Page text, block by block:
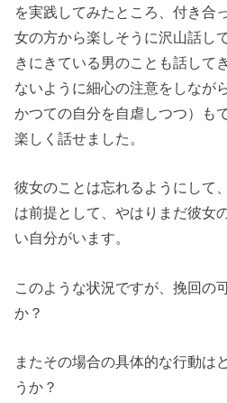
を実践してみたところ、付き合
女の方から楽しそうに沢山話し
きにきている男のことも話して
ないように細心の注意をしなが
かつての自分を自虐しつつ）も
楽しく話せました。
彼女のことは忘れるようにして
は前提として、やはりまだ彼女
い自分がいます。
このような状況ですが、挽回の
か？
またその場合の具体的な行動は
うか？